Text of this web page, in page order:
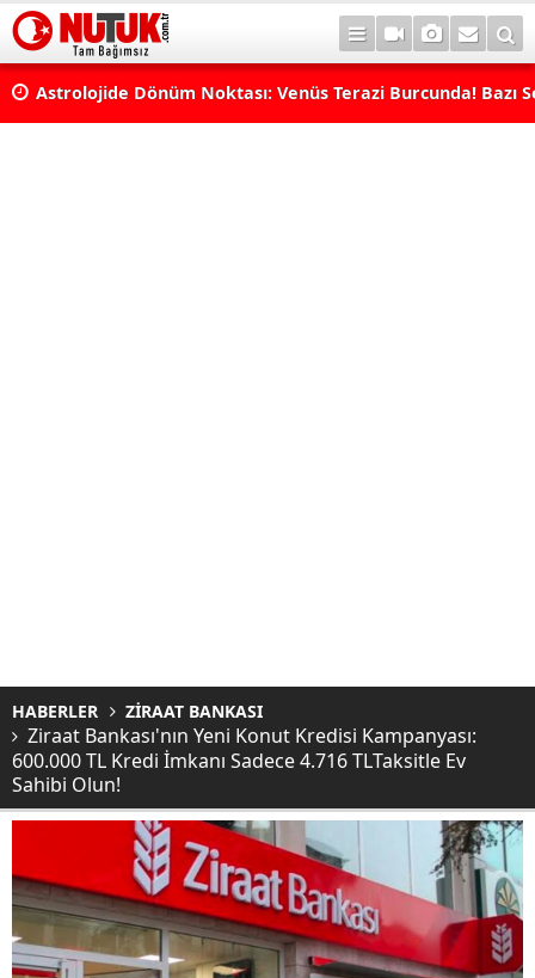
Astrolojide Dönüm Noktası: Venüs Terazi Burcunda! Bazı
HABERLER ZİRAAT BANKASI
Ziraat Bankası'nın Yeni Konut Kredisi Kampanyası:
600.000 TL Kredi İmkanı Sadece 4.716 TLTaksitle Ev
Sahibi Olun!